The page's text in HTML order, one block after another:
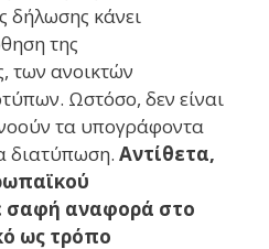
δήλωσης κάνει
της
των ανοικτών
Ωστόσο, δεν είναι
τα υπογράφοντα
διατύπωση. Αντίθετα,
σαφή αναφορά στο
ως τρόπο